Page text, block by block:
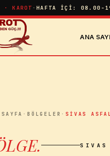
· KAROT ·HAFTA İÇI: 08.00-
ANA
·BÖLGELER ·SIVAS
. SIVAS